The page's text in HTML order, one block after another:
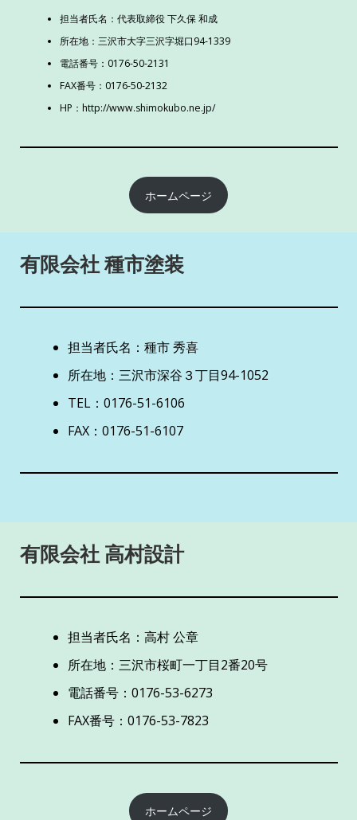
担当者氏名：代表取締役 下久保 和成
所在地：三沢市大字三沢字堀口94-1339
電話番号：0176-50-2131
FAX番号：0176-50-2132
HP：http://www.shimokubo.ne.jp/
ホームページ
有限会社 種市塗装
担当者氏名：種市 秀喜
所在地：三沢市深谷３丁目94-1052
TEL：0176-51-6106
FAX：0176-51-6107
有限会社 高村設計
担当者氏名：高村 公章
所在地：三沢市桜町一丁目2番20号
電話番号：0176-53-6273
FAX番号：0176-53-7823
ホームページ